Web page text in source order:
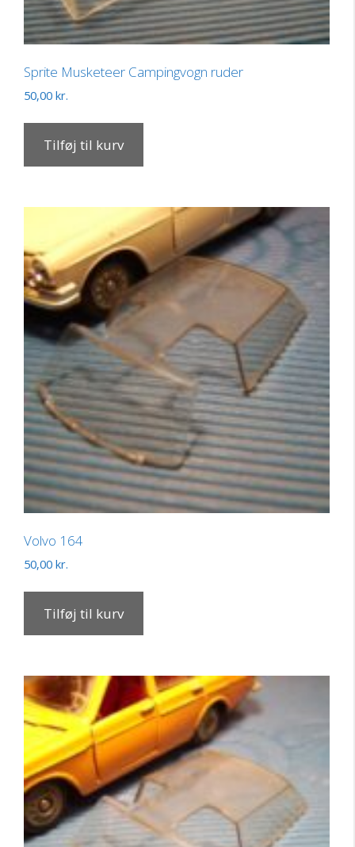
Sprite Musketeer Campingvogn ruder
50,00 kr.
Tilføj til kurv
Volvo 164
50,00 kr.
Tilføj til kurv